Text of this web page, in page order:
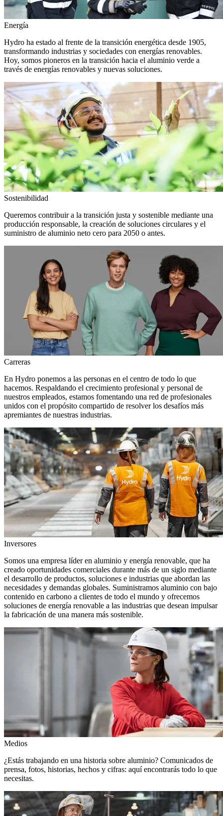
Energía
Hydro ha estado al frente de la transición energética desde 1905,
transformando industrias y sociedades con energías renovables.
Hoy, somos pioneros en la transición hacia el aluminio verde a
través de energías renovables y nuevas soluciones.
Sostenibilidad
Queremos contribuir a la transición justa y sostenible mediante una
producción responsable, la creación de soluciones circulares y el
suministro de aluminio neto cero para 2050 o antes.
Carreras
En Hydro ponemos a las personas en el centro de todo lo que
hacemos. Respaldando el crecimiento profesional y personal de
nuestros empleados, estamos fomentando una red de profesionales
unidos con el propósito compartido de resolver los desafíos más
apremiantes de nuestras industrias.
Inversores
Somos una empresa líder en aluminio y energía renovable, que ha
creado oportunidades comerciales durante más de un siglo mediante
el desarrollo de productos, soluciones e industrias que abordan las
necesidades y demandas globales. Suministramos aluminio con bajo
contenido en carbono a clientes de todo el mundo y ofrecemos
soluciones de energía renovable a las industrias que desean impulsar
la fabricación de una manera más sostenible.
Medios
¿Estás trabajando en una historia sobre aluminio? Comunicados de
prensa, fotos, historias, hechos y cifras: aquí encontrarás todo lo que
necesitas.